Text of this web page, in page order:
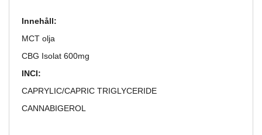
Innehåll:
MCT olja
CBG Isolat 600mg
INCI:
CAPRYLIC/CAPRIC TRIGLYCERIDE
CANNABIGEROL